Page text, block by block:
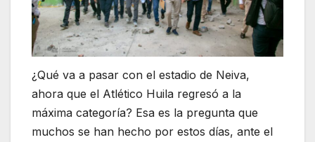
¿Qué va a pasar con el estadio de Neiva,
ahora que el Atlético Huila regresó a la
máxima categoría? Esa es la pregunta que
muchos se han hecho por estos días, ante el